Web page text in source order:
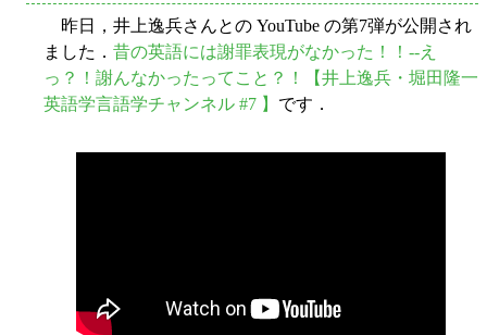
昨日，井上逸兵さんとの YouTube の第7弾が公開され
ました． 昔の英語には謝罪表現がなかった！！--え
っ？！謝んなかったってこと？！【井上逸兵・堀田隆一
英語学言語学チャンネル #7 】 です．